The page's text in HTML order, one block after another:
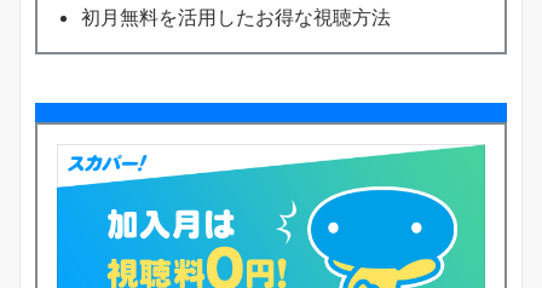
初月無料を活用したお得な視聴方法